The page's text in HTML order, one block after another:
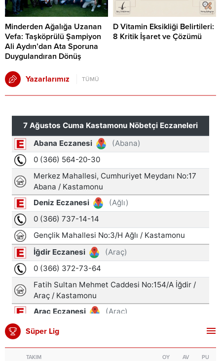
Minderden Ağalığa Uzanan
Vefa: Taşköprülü Şampiyon
Ali Aydın’dan Ata Sporuna
Duygulandıran Dönüş
D Vitamin Eksikliği Belirtileri:
8 Kritik İşaret ve Çözümü
Yazarlarımız TÜMÜ
Süper Lig
TAKIM OY AV PU